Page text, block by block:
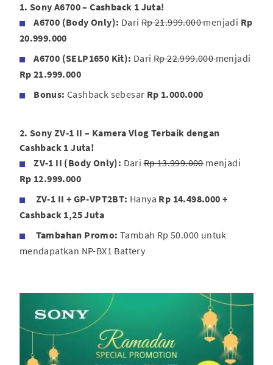
1. Sony A6700 – Cashback 1 Juta!
A6700 (Body Only): DariRp 21.999.000menjadi Rp
20.999.000
A6700 (SELP1650 Kit): DariRp 22.999.000menjadi
Rp 21.999.000
Bonus: Cashback sebesar Rp 1.000.000
2. Sony ZV-1 II – Kamera Vlog Terbaik dengan
Cashback 1 Juta!
ZV-1 II (Body Only): DariRp 13.999.000menjadi
Rp 12.999.000
ZV-1 II + GP-VPT2BT: Hanya Rp 14.498.000 +
Cashback 1,25 Juta
Tambahan Promo: Tambah Rp 50.000 untuk
mendapatkan NP-BX1 Battery